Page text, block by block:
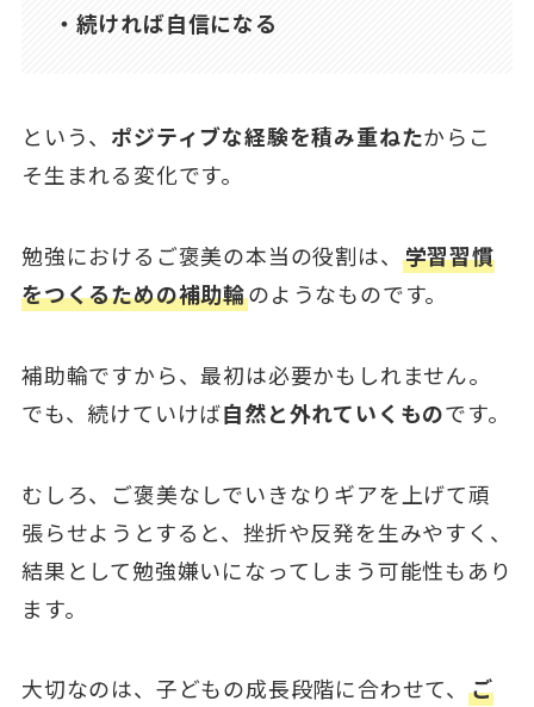
・続ければ自信になる
という、 ポジティブな経験を積み重ねたからこ
そ生まれる変化です。
勉強におけるご褒美の本当の役割は、 学習習慣
をつくるための補助輪のようなものです。
補助輪ですから、最初は必要かもしれません。
でも、続けていけば自然と外れていくものです。
むしろ、ご褒美なしでいきなりギアを上げて頑
張らせようとすると、挫折や反発を生みやすく、
結果として勉強嫌いになってしまう可能性もあり
ます。
大切なのは、子どもの成長段階に合わせて、ご